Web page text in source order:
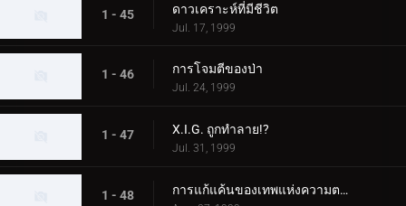
1 - 45 ดาวเคราะห์ที่มีชีวิต
Jul. 17, 1999
1 - 46 การโจมตีของป่า
Jul. 24, 1999
1 - 47 X.I.G. ถูกทำลาย!?
Jul. 31, 1999
1 - 48 การแก้แค้นของเทพแห่งความตาย